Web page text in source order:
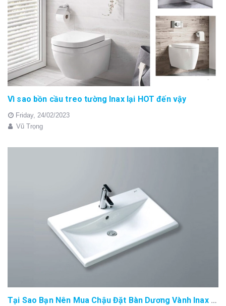
Vì sao bồn cầu treo tường Inax lại HOT đến vậy
Friday, 24/02/2023
Vũ Trọng
Tại Sao Bạn Nên Mua Chậu Đặt Bàn Dương Vành Inax AL-2397V ?